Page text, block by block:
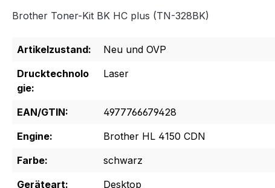
Brother Toner-Kit BK HC plus (TN-328BK)
Artikelzustand:
Neu und OVP
Drucktechnolo
gie:
Laser
EAN/GTIN:
4977766679428
Engine:
Brother HL 4150 CDN
Farbe:
schwarz
Geräteart:
Desktop